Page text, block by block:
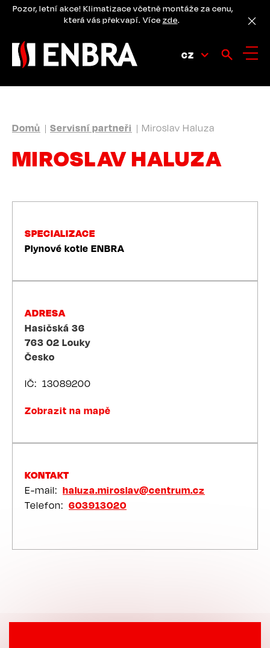
PřejítPozor, letní akce! Klimatizace včetně montáže za cenu,
která vás překvapí. Více zde.
CZ
DROBEČKOVÁ
NAVIGACE
Domů Servisní partneři Miroslav Haluza
MIROSLAV HALUZA
SPECIALIZACE
Plynové kotle ENBRA
ADRESA
Hasičská 36
763 02 Louky
Česko
IČ 13089200
Zobrazit na mapě
KONTAKT
E-mail
haluza.miroslav@centrum.cz
Telefon
603913020